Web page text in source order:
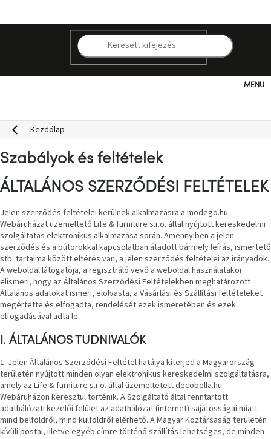
fő
Hogyan
vásároljunk
Kapcsolat
elérhető
Kedvezmények
Vizsgálati
kategória
Valentin-
nap
Woodman
gyűjtemény
White
Label
Élő
Kezdőlap
Szabályok és feltételek
ÁLTALÁNOS SZERZŐDÉSI FELTÉTELEK
Jelen szerződés feltételei kerülnek alkalmazásra a modego.hu
Webáruházat üzemeltető Life & furniture s.r.o. által nyújtott kereskedelmi
szolgáltatás elektronikus alkalmazása során. Amennyiben a jelen
szerződés és a bútorokkal kapcsolatban átadott bármely leírás, ismertető
stb. tartalma között eltérés van, a jelen szerződés feltételei az irányadók.
A weboldal látogatója, a regisztráló vevő a weboldal használatakor
elismeri, hogy az Általános Szerződési Feltételekben meghatározott
Általános adatokat ismeri, elolvasta, a Vásárlási és Szállítási feltételeket
megértette és elfogadta, rendelését ezek ismeretében és ezek
elfogadásával adta le.
I. ÁLTALÁNOS TUDNIVALÓK
1. Jelen Általános Szerződési Feltétel hatálya kiterjed a Magyarország
területén nyújtott minden olyan elektronikus kereskedelmi szolgáltatásra,
amely az Life & furniture s.r.o. által üzemeltetett decobella.hu
Webáruházon keresztül történik. A Szolgáltató által fenntartott
adathálózati kezelői felület az adathálózat (internet) sajátosságai miatt
mind belföldről, mind külföldről elérhető. A Magyar Köztársaság területén
kívüli postai, illetve egyéb címre történő szállítás lehetséges, de minden